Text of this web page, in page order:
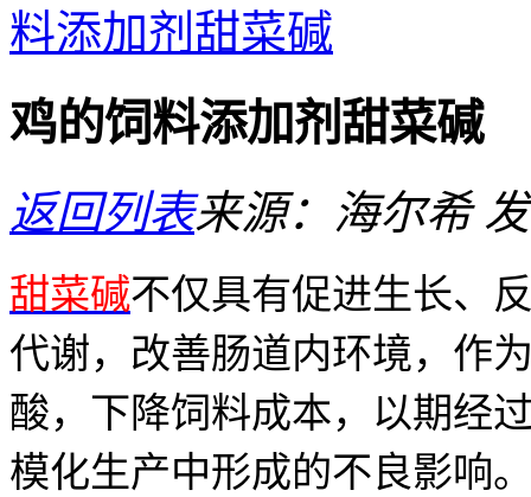
料添加剂甜菜碱
鸡的饲料添加剂甜菜碱
返回列表来源：海尔希
甜菜碱不仅具有促进生长、
代谢，改善肠道内环境，作
酸，下降饲料成本，以期经
模化生产中形成的不良影响